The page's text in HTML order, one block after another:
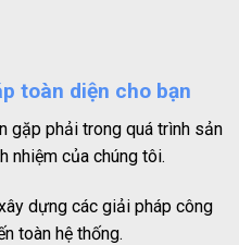
toàn diện cho bạn
gặp phải trong quá trình sản
nhiệm của chúng tôi.
dựng các giải pháp công
toàn hệ thống.